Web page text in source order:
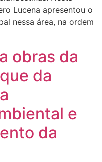
Lucena apresentou o
nessa área, na ordem
obras da
da
e
da